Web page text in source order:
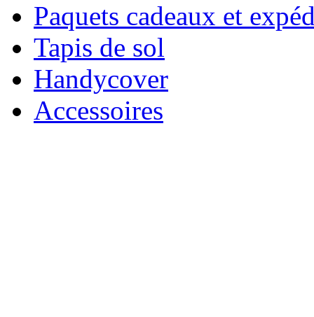
Paquets cadeaux et
Tapis de sol
Handycover
Accessoires